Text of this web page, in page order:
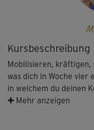
Kursbeschreibung
Mobilisieren, kräftigen,
was dich in Woche vier
in welchem du deinen
Übungen vorbereitest,
✚ Mehr anzeigen